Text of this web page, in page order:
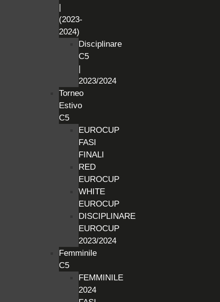
|
(2023-
2024)
Disciplinare
C5
|
2023/2024
Torneo
Estivo
C5
EUROCUP
FASI
FINALI
RED
EUROCUP
WHITE
EUROCUP
DISCIPLINARE
EUROCUP
2023/2024
Femminile
C5
FEMMINILE
2024